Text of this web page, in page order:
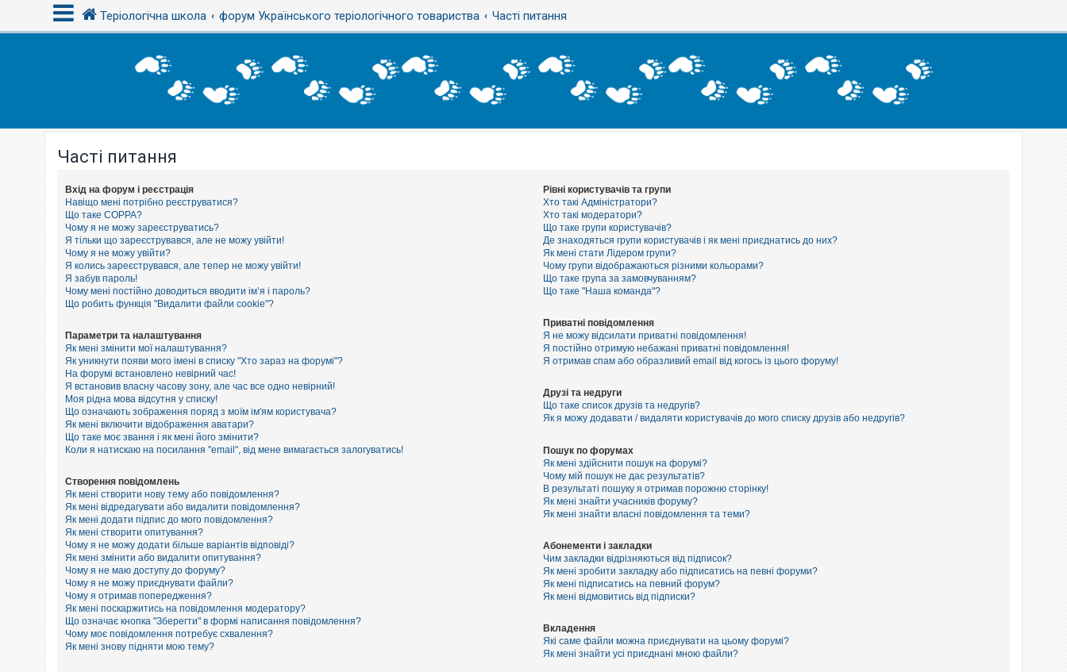
Теріологічна школа форум Українського теріологічного товариства Часті питання
Часті питання
Вхід на форум і реєстрація
Навіщо мені потрібно реєструватися?
Що таке COPPA?
Чому я не можу зареєструватись?
Я тільки що зареєструвався, але не можу увійти!
Чому я не можу увійти?
Я колись зареєструвався, але тепер не можу увійти!
Я забув пароль!
Чому мені постійно доводиться вводити ім’я і пароль?
Що робить функція "Видалити файли cookie"?
Параметри та налаштування
Як мені змінити мої налаштування?
Як уникнути появи мого імені в списку "Хто зараз на форумі"?
На форумі встановлено невірний час!
Я встановив власну часову зону, але час все одно невірний!
Моя рідна мова відсутня у списку!
Що означають зображення поряд з моїм ім'ям користувача?
Як мені включити відображення аватари?
Що таке моє звання і як мені його змінити?
Коли я натискаю на посилання "email", від мене вимагається залогуватись!
Створення повідомлень
Як мені створити нову тему або повідомлення?
Як мені відредагувати або видалити повідомлення?
Як мені додати підпис до мого повідомлення?
Як мені створити опитування?
Чому я не можу додати більше варіантів відповіді?
Як мені змінити або видалити опитування?
Чому я не маю доступу до форуму?
Чому я не можу приєднувати файли?
Чому я отримав попередження?
Як мені поскаржитись на повідомлення модератору?
Що означає кнопка "Зберегти" в формі написання повідомлення?
Чому моє повідомлення потребує схвалення?
Як мені знову підняти мою тему?
Рівні користувачів та групи
Хто такі Адміністратори?
Хто такі модератори?
Що таке групи користувачів?
Де знаходяться групи користувачів і як мені приєднатись до них?
Як мені стати Лідером групи?
Чому групи відображаються різними кольорами?
Що таке група за замовчуванням?
Що таке "Наша команда"?
Приватні повідомлення
Я не можу відсилати приватні повідомлення!
Я постійно отримую небажані приватні повідомлення!
Я отримав спам або образливий email від когось із цього форуму!
Друзі та недруги
Що таке список друзів та недругів?
Як я можу додавати / видаляти користувачів до мого списку друзів або недругів?
Пошук по форумах
Як мені здійснити пошук на форумі?
Чому мій пошук не дає результатів?
В результаті пошуку я отримав порожню сторінку!
Як мені знайти учасників форуму?
Як мені знайти власні повідомлення та теми?
Абонементи і закладки
Чим закладки відрізняються від підписок?
Як мені зробити закладку або підписатись на певні форуми?
Як мені підписатись на певний форум?
Як мені відмовитись від підписки?
Вкладення
Які саме файли можна приєднувати на цьому форумі?
Як мені знайти усі приєднані мною файли?